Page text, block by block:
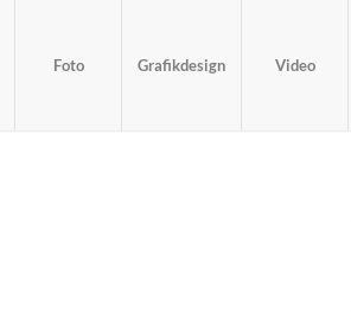
Foto Grafikdesign Video